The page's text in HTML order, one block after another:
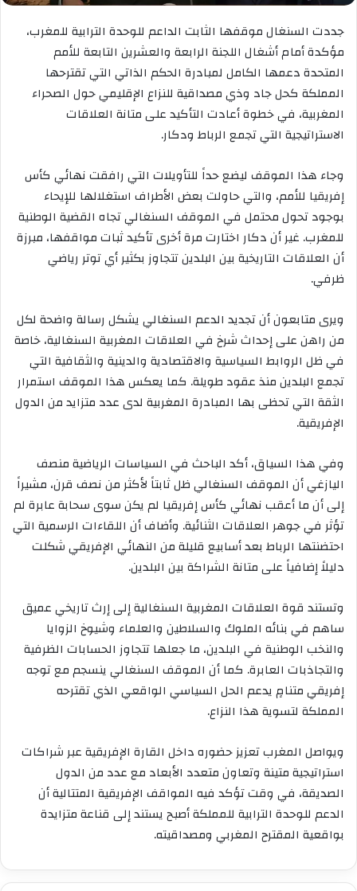
جددت السنغال موقفها الثابت الداعم للوحدة الترابية للمغرب،
مؤكدة أمام أشغال اللجنة الرابعة والعشرين التابعة للأمم
المتحدة دعمها الكامل لمبادرة الحكم الذاتي التي تقترحها
المملكة كحل جاد وذي مصداقية للنزاع الإقليمي حول الصحراء
المغربية، في خطوة أعادت التأكيد على متانة العلاقات
الاستراتيجية التي تجمع الرباط ودكار.
وجاء هذا الموقف ليضع حداً للتأويلات التي رافقت نهائي كأس
إفريقيا للأمم، والتي حاولت بعض الأطراف استغلالها للإيحاء
بوجود تحول محتمل في الموقف السنغالي تجاه القضية الوطنية
للمغرب. غير أن دكار اختارت مرة أخرى تأكيد ثبات مواقفها، مبرزة
أن العلاقات التاريخية بين البلدين تتجاوز بكثير أي توتر رياضي
ظرفي.
ويرى متابعون أن تجديد الدعم السنغالي يشكل رسالة واضحة لكل
من راهن على إحداث شرخ في العلاقات المغربية السنغالية، خاصة
في ظل الروابط السياسية والاقتصادية والدينية والثقافية التي
تجمع البلدين منذ عقود طويلة. كما يعكس هذا الموقف استمرار
الثقة التي تحظى بها المبادرة المغربية لدى عدد متزايد من الدول
الإفريقية.
وفي هذا السياق، أكد الباحث في السياسات الرياضية منصف
اليازغي أن الموقف السنغالي ظل ثابتاً لأكثر من نصف قرن، مشيراً
إلى أن ما أعقب نهائي كأس إفريقيا لم يكن سوى سحابة عابرة لم
تؤثر في جوهر العلاقات الثنائية. وأضاف أن اللقاءات الرسمية التي
احتضنتها الرباط بعد أسابيع قليلة من النهائي الإفريقي شكلت
دليلاً إضافياً على متانة الشراكة بين البلدين.
وتستند قوة العلاقات المغربية السنغالية إلى إرث تاريخي عميق
ساهم في بنائه الملوك والسلاطين والعلماء وشيوخ الزوايا
والنخب الوطنية في البلدين، ما جعلها تتجاوز الحسابات الظرفية
والتجاذبات العابرة. كما أن الموقف السنغالي ينسجم مع توجه
إفريقي متنامٍ يدعم الحل السياسي الواقعي الذي تقترحه
المملكة لتسوية هذا النزاع.
ويواصل المغرب تعزيز حضوره داخل القارة الإفريقية عبر شراكات
استراتيجية متينة وتعاون متعدد الأبعاد مع عدد من الدول
الصديقة، في وقت تؤكد فيه المواقف الإفريقية المتتالية أن
الدعم للوحدة الترابية للمملكة أصبح يستند إلى قناعة متزايدة
بواقعية المقترح المغربي ومصداقيته.